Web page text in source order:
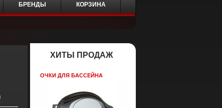
БРЕНДЫ КОРЗИНА
ХИТЫ ПРОДАЖ
ОЧКИ ДЛЯ БАССЕЙНА